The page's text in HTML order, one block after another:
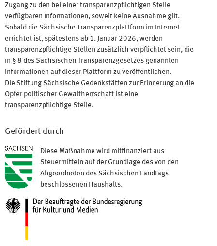
Zugang zu den bei einer transparenzpflichtigen Stelle
verfügbaren Informationen, soweit keine Ausnahme gilt.
Sobald die Sächsische Transparenzplattform im Internet
errichtet ist, spätestens ab 1. Januar 2026, werden
transparenzpflichtige Stellen zusätzlich verpflichtet sein, die
in § 8 des Sächsischen Transparenzgesetzes genannten
Informationen auf dieser Plattform zu veröffentlichen.
Die Stiftung Sächsische Gedenkstätten zur Erinnerung an die
Opfer politischer Gewaltherrschaft ist eine
transparenzpflichtige Stelle.
Gefördert durch
Diese Maßnahme wird mitfinanziert aus
Steuermitteln auf der Grundlage des von den
Abgeordneten des Sächsischen Landtags
beschlossenen Haushalts.